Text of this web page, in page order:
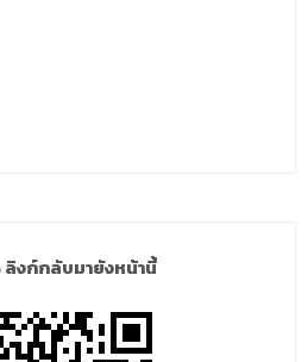
ลิงก์กลับมายังหน้านี้